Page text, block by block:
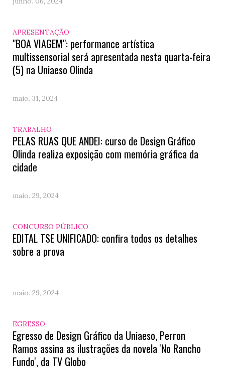
APRESENTAÇÃO
"BOA VIAGEM": performance artística
multissensorial será apresentada nesta quarta-feira
(5) na Uniaeso Olinda
maio. 31, 2024
TRABALHO
PELAS RUAS QUE ANDEI: curso de Design Gráfico
Olinda realiza exposição com memória gráfica da
cidade
maio. 29, 2024
CONCURSO PÚBLICO
EDITAL TSE UNIFICADO: confira todos os detalhes
sobre a prova
maio. 29, 2024
EGRESSO
Egresso de Design Gráfico da Uniaeso, Perron
Ramos assina as ilustrações da novela 'No Rancho
Fundo', da TV Globo